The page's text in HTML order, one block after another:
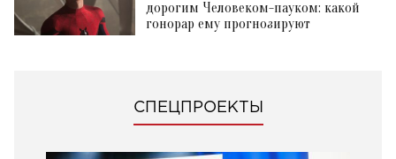
дорогим Человеком-пауком: какой
гонорар ему прогнозируют
СПЕЦПРОЕКТЫ